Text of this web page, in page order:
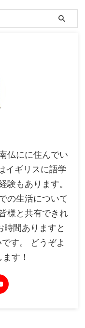
仏にに住んでい
イギリスに語学
験もあります。
の生活について
様と共有できれ
時間ありますと
す。 どうぞよ
す！